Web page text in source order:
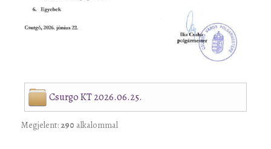
Csurgo KT 2026.06.25.
Megjelent: 290 alkalommal